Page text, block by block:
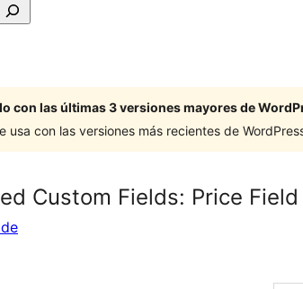
con las últimas 3 versiones mayores de
con las versiones más recientes de
Custom Fields: Price Field